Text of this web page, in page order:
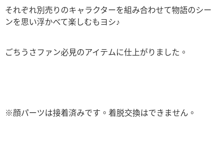
それぞれ別売りのキャラクターを組み合わせて物語のシー
ンを思い浮かべて楽しむもヨシ♪
ごちうさファン必見のアイテムに仕上がりました。
※顔パーツは接着済みです。着脱交換はできません。